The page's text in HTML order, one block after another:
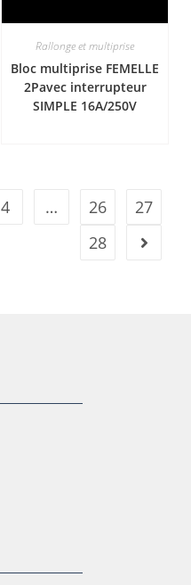
Rallonge et multiprise
Bloc multiprise FEMELLE
2Pavec interrupteur
SIMPLE 16A/250V
4 … 26
27
28